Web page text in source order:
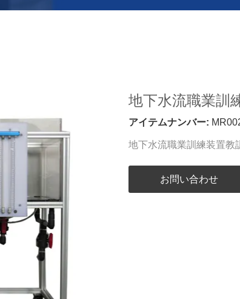
地下水流職業訓
アイテムナンバー:
地下水流職業訓練装置教
お問い合わせ